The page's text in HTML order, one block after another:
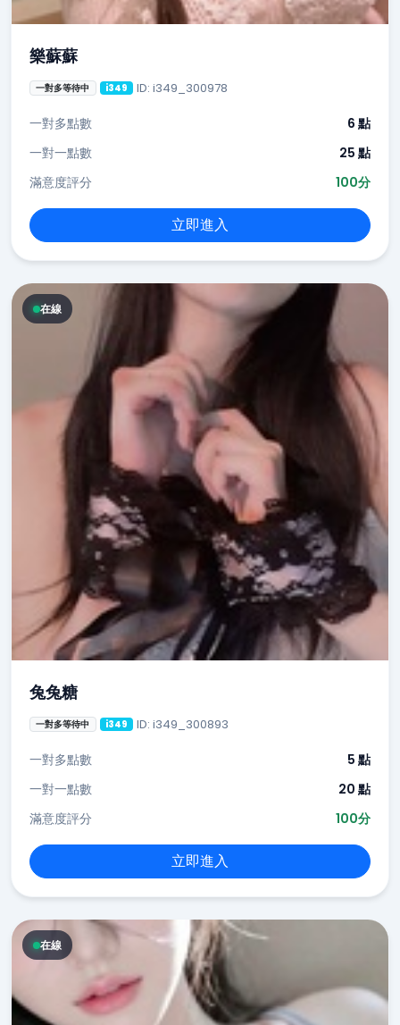
樂蘇蘇
一對多等待中 i349 ID: i349_300978
一對多點數
6 點
一對一點數
25 點
滿意度評分
100分
立即進入
在線
兔兔糖
一對多等待中 i349 ID: i349_300893
一對多點數
5 點
一對一點數
20 點
滿意度評分
100分
立即進入
在線